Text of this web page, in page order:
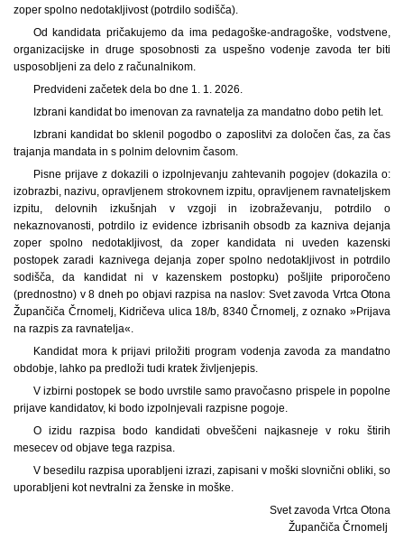
zoper spolno nedotakljivost (potrdilo sodišča).
Od kandidata pričakujemo da ima pedagoške-andragoške, vodstvene,
organizacijske in druge sposobnosti za uspešno vodenje zavoda ter biti
usposobljeni za delo z računalnikom.
Predvideni začetek dela bo dne 1. 1. 2026.
Izbrani kandidat bo imenovan za ravnatelja za mandatno dobo petih let.
Izbrani kandidat bo sklenil pogodbo o zaposlitvi za določen čas, za čas
trajanja mandata in s polnim delovnim časom.
Pisne prijave z dokazili o izpolnjevanju zahtevanih pogojev (dokazila o:
izobrazbi, nazivu, opravljenem strokovnem izpitu, opravljenem ravnateljskem
izpitu, delovnih izkušnjah v vzgoji in izobraževanju, potrdilo o
nekaznovanosti, potrdilo iz evidence izbrisanih obsodb za kazniva dejanja
zoper spolno nedotakljivost, da zoper kandidata ni uveden kazenski
postopek zaradi kaznivega dejanja zoper spolno nedotakljivost in potrdilo
sodišča, da kandidat ni v kazenskem postopku) pošljite priporočeno
(prednostno) v 8 dneh po objavi razpisa na naslov: Svet zavoda Vrtca Otona
Župančiča Črnomelj, Kidričeva ulica 18/b, 8340 Črnomelj, z oznako »Prijava
na razpis za ravnatelja«.
Kandidat mora k prijavi priložiti program vodenja zavoda za mandatno
obdobje, lahko pa predloži tudi kratek življenjepis.
V izbirni postopek se bodo uvrstile samo pravočasno prispele in popolne
prijave kandidatov, ki bodo izpolnjevali razpisne pogoje.
O izidu razpisa bodo kandidati obveščeni najkasneje v roku štirih
mesecev od objave tega razpisa.
V besedilu razpisa uporabljeni izrazi, zapisani v moški slovnični obliki, so
uporabljeni kot nevtralni za ženske in moške.
Svet zavoda Vrtca Otona
Župančiča Črnomelj